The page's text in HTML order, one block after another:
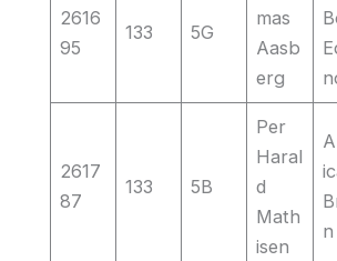
2616
95
133 5G
mas
Aasb
erg
2617
87
133 5B
Per
Haral
d
Math
isen